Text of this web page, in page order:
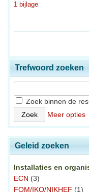
1 bijlage
Trefwoord zoeken
Zoek binnen de
Meer opties
Geleid zoeken
Installaties en
ECN (3)
FOM/IKO/NIKHEF (1)